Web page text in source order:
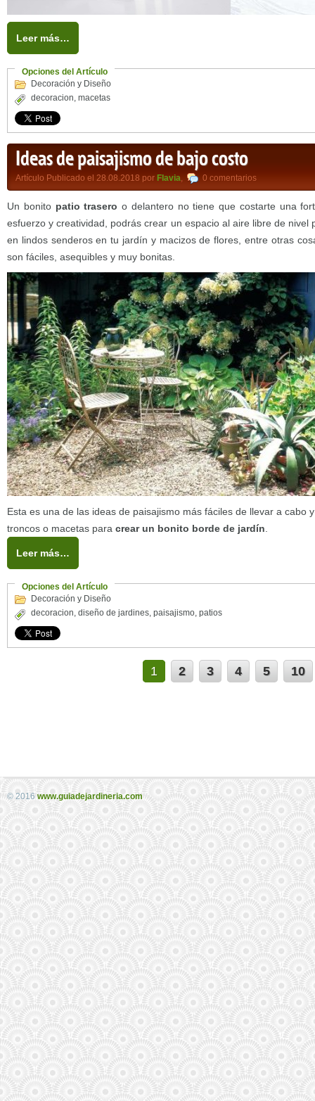
Leer más…
Opciones del Artículo
Decoración y Diseño
decoracion, macetas
Ideas de paisajismo de bajo costo
Artículo Publicado el 28.08.2018 por Flavia, 0 comentarios
Un bonito patio trasero o delantero no tiene que costarte una
esfuerzo y creatividad, podrás crear un espacio al aire libre de nivel
en lindos senderos en tu jardín y macizos de flores, entre otras
son fáciles, asequibles y muy bonitas.
Esta es una de las ideas de paisajismo más fáciles de llevar a cabo
troncos o macetas para crear un bonito borde de jardín
Leer más…
Opciones del Artículo
Decoración y Diseño
decoracion, diseño de jardines, paisajismo, patios
1 2 3 4 5 10
© 2016www.guiadejardineria.com